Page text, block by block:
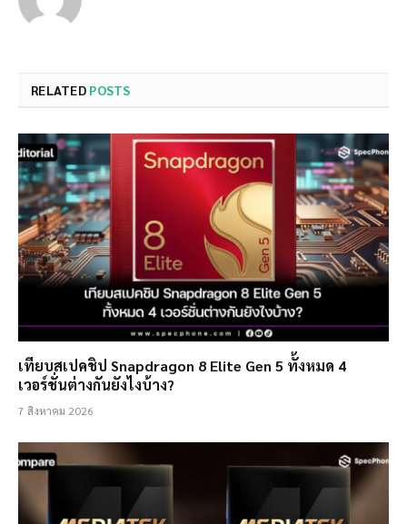
RELATED POSTS
เทียบสเปคชิป Snapdragon 8 Elite Gen 5 ทั้งหมด 4
เวอร์ชั่นต่างกันยังไงบ้าง?
7 สิงหาคม 2026